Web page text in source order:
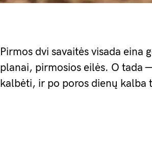
Pirmos dvi savaitės visada eina
planai, pirmosios eilės. O tada
kalbėti, ir po poros dienų kalba